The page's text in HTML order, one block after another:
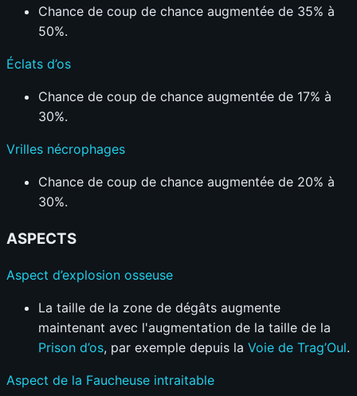
Chance de coup de chance augmentée de 35% à
50%.
Éclats d’os
Chance de coup de chance augmentée de 17% à
30%.
Vrilles nécrophages
Chance de coup de chance augmentée de 20% à
30%.
ASPECTS
Aspect d’explosion osseuse
La taille de la zone de dégâts augmente
maintenant avec l'augmentation de la taille de la
Prison d’os, par exemple depuis la Voie de Trag’Oul.
Aspect de la Faucheuse intraitable